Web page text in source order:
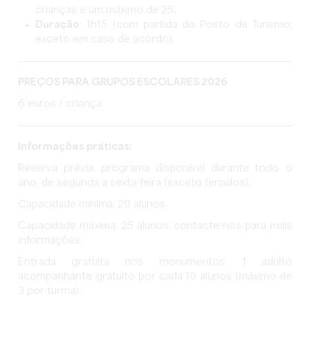
crianças e um máximo de 25.
Duração : 1h15 (com partida do Posto de Turismo,
exceto em caso de acordo).
PREÇOS PARA GRUPOS ESCOLARES 2026
6 euros / criança
Informações práticas:
Reserva prévia, programa disponível durante todo o
ano, de segunda a sexta-feira (exceto feriados).
Capacidade mínima: 20 alunos.
Capacidade máxima: 25 alunos, contacte-nos para mais
informações.
Entrada gratuita nos monumentos: 1 adulto
acompanhante gratuito por cada 10 alunos (máximo de
3 por turma).